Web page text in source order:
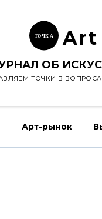
ТОЧК А Art
ОБ
ТОЧКИ В
Арт-рынок